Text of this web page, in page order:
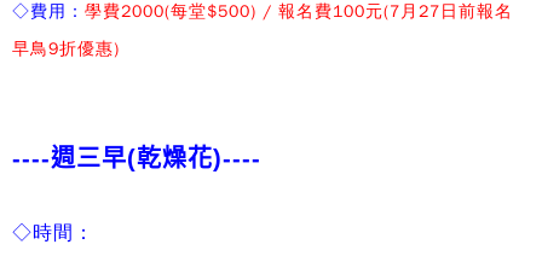
◇費用： 學費2000(每堂$500) / 報名費100元(7月27日前報名
早鳥9折優惠)
----週三早(乾燥花)----
◇時間：